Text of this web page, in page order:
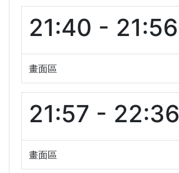
21:40 - 21:56
畫面區
21:57 - 22:36
畫面區